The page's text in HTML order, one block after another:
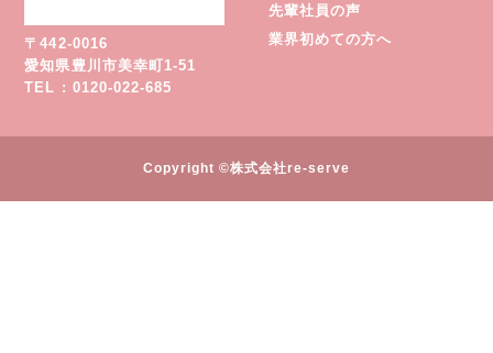
〒442-0016
愛知県豊川市美幸町1-51
TEL : 0120-022-685
先輩社員の声
業界初めての方へ
Copyright ©株式会社re-serve